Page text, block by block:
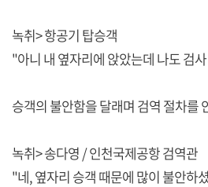
녹취> 항공기 탑승객
"아니 내 옆자리에 앉았는데 나도 검
승객의 불안함을 달래며 검역 절차를
녹취> 송다영 / 인천국제공항 검역관
"네, 옆자리 승객 때문에 많이 불안하